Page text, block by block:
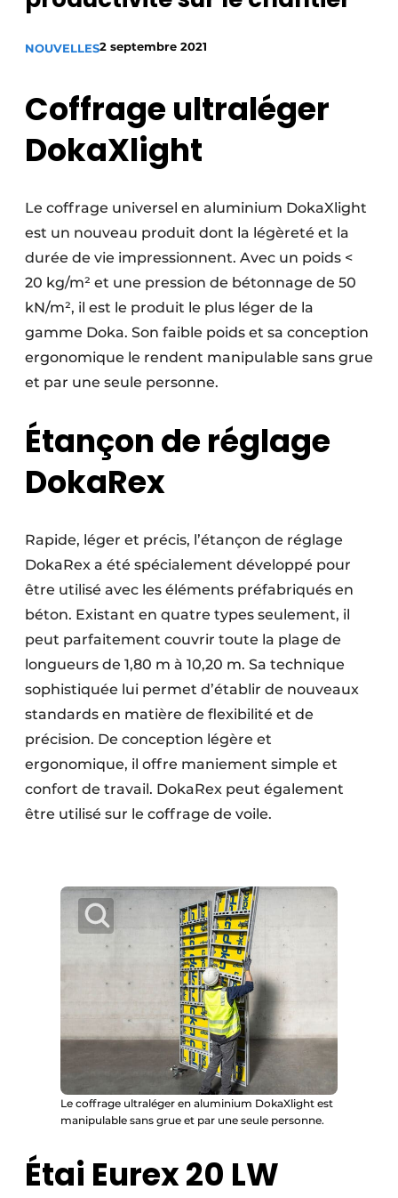
Video’s
Construction bois
Éclairage
Fondations
Façades
Géotextiles
Infrastructures souterraines et égouttage
Rénovation
Sécurité incendie
Software
Techniques ferroviaires
Travaux ferroviaires
NOUVELLES2 septembre 2021
Coffrage ultraléger
DokaXlight
Le coffrage universel en aluminium DokaXlight
est un nouveau produit dont la légèreté et la
durée de vie impressionnent. Avec un poids <
20 kg/m² et une pression de bétonnage de 50
kN/m², il est le produit le plus léger de la
gamme Doka. Son faible poids et sa conception
ergonomique le rendent manipulable sans grue
et par une seule personne.
Étançon de réglage
DokaRex
Rapide, léger et précis, l’étançon de réglage
DokaRex a été spécialement développé pour
être utilisé avec les éléments préfabriqués en
béton. Existant en quatre types seulement, il
peut parfaitement couvrir toute la plage de
longueurs de 1,80 m à 10,20 m. Sa technique
sophistiquée lui permet d’établir de nouveaux
standards en matière de flexibilité et de
précision. De conception légère et
ergonomique, il offre maniement simple et
confort de travail. DokaRex peut également
être utilisé sur le coffrage de voile.
Le coffrage ultraléger en aluminium DokaXlight est
manipulable sans grue et par une seule personne.
Étai Eurex 20 LW